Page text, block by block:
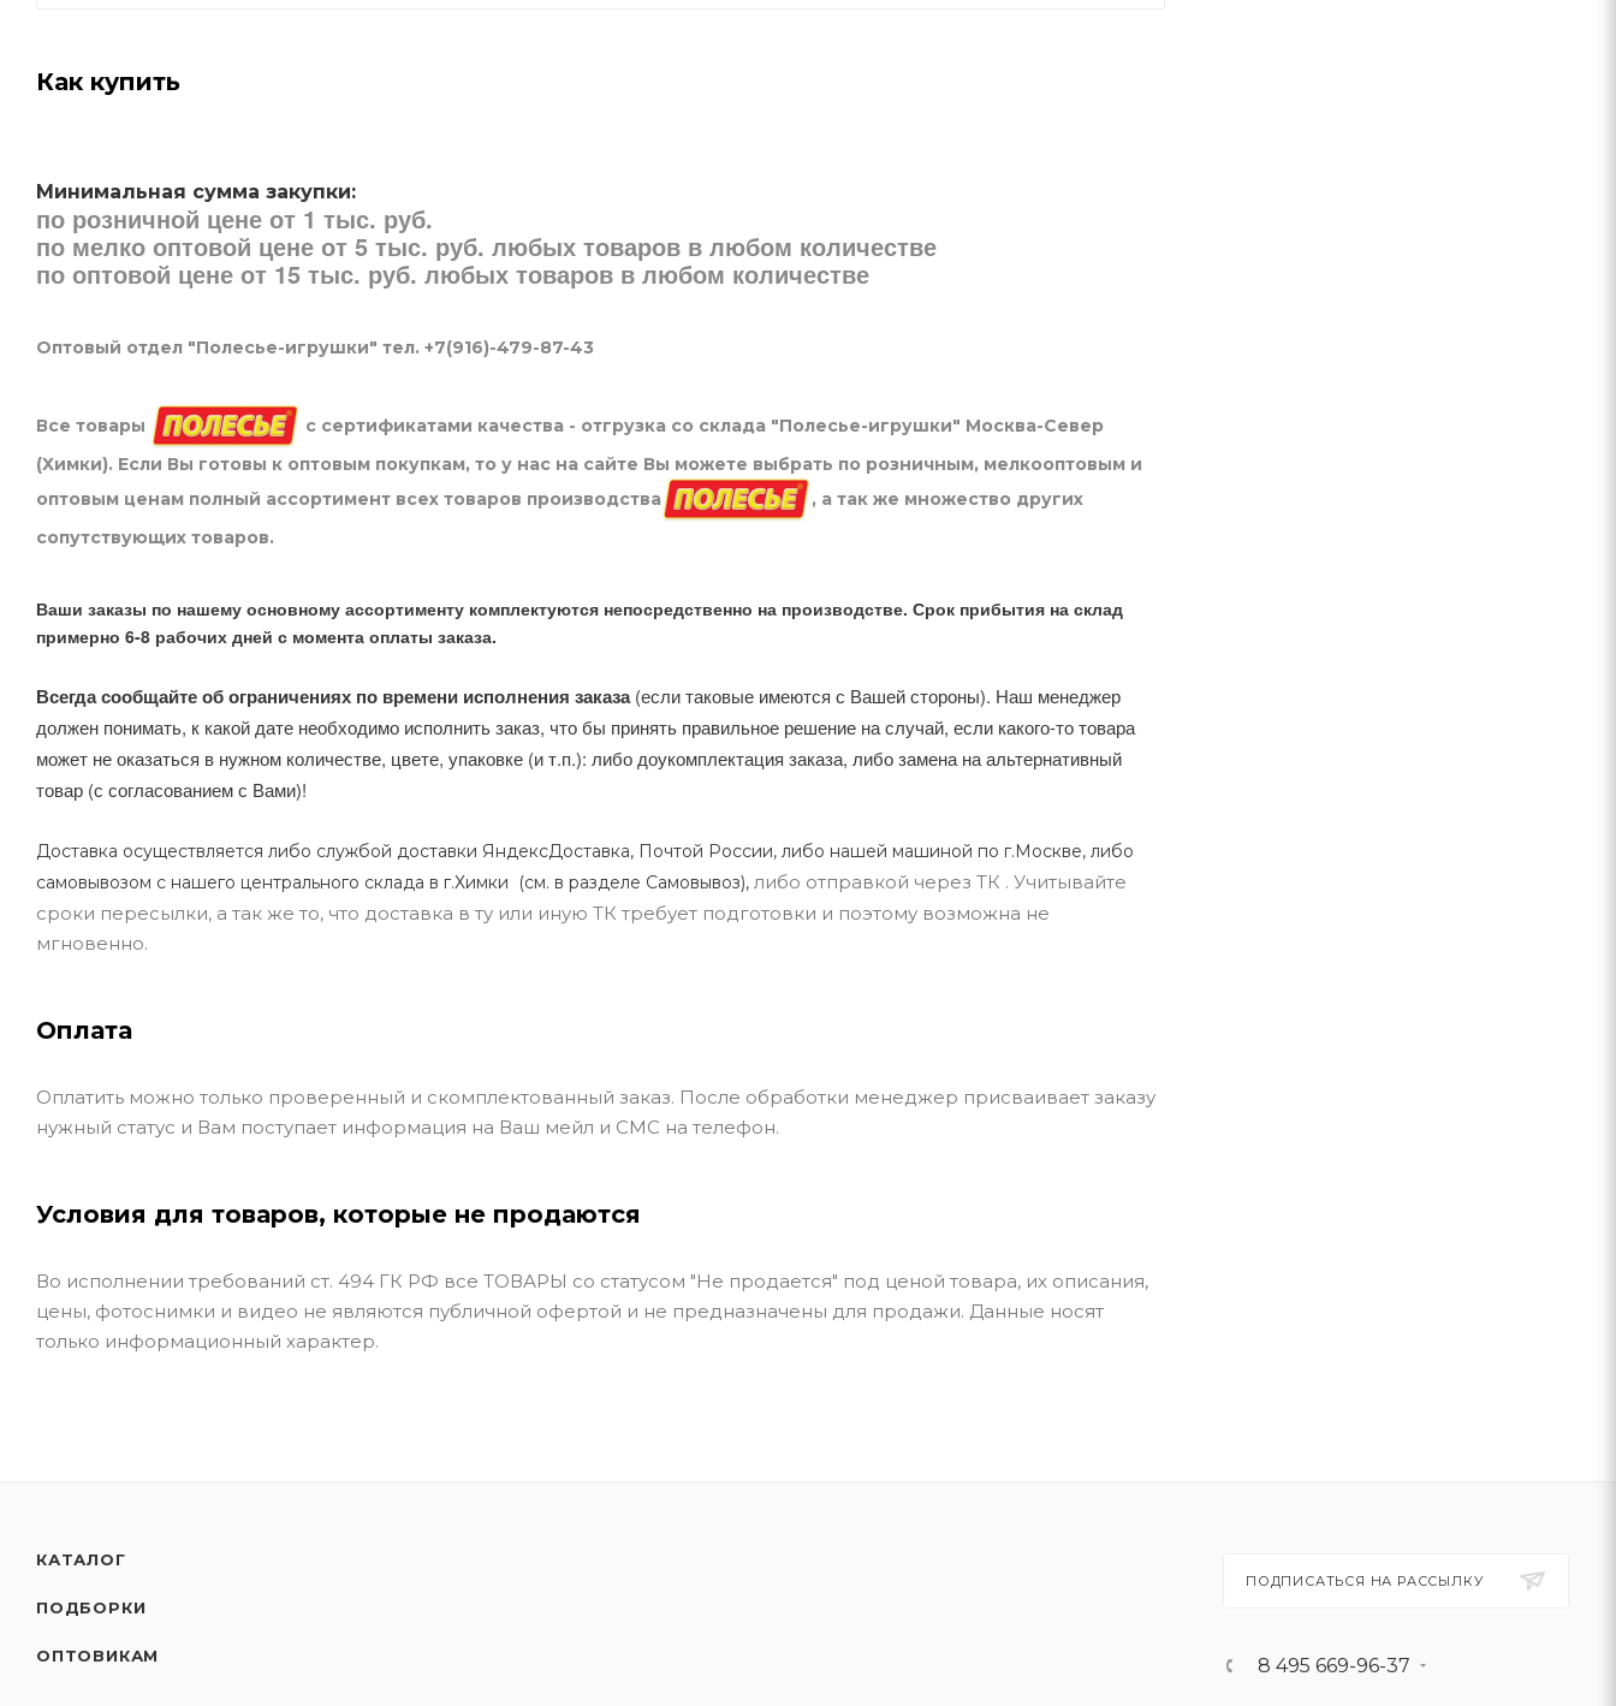
Как купить
Минимальная сумма закупки:
по розничной цене от 1 тыс. руб.
по мелко оптовой цене от 5 тыс. руб. любых товаров в любом количестве
по оптовой цене от 15 тыс. руб. любых товаров в любом количестве
Оптовый отдел "Полесье-игрушки" тел. +7(916)-479-87-43
Все товары
с сертификатами качества - отгрузка со склада "Полесье-игрушки" Москва-Север
(Химки). Если Вы готовы к оптовым покупкам, то у нас на сайте Вы можете выбрать по розничным, мелкооптовым и
оптовым ценам полный ассортимент всех товаров производства
, а так же множество других
сопутствующих товаров.
Ваши заказы по нашему основному ассортименту комплектуются непосредственно на производстве. Срок прибытия на склад
примерно 6-8 рабочих дней с момента оплаты заказа.
Всегда сообщайте об ограничениях по времени исполнения заказа(если таковые имеются с Вашей стороны). Наш менеджер
должен понимать, к какой дате необходимо исполнить заказ, что бы принять правильное решение на случай, если какого-то товара
может не оказаться в нужном количестве, цвете, упаковке (и т.п.): либо доукомплектация заказа, либо замена на альтернативный
товар (с согласованием с Вами)!
Доставка осуществляется либо службой доставки ЯндексДоставка, Почтой России, либо нашей машиной по г.Москве, либо
самовывозом с нашего центрального склада в г.Химки (см. в разделе Самовывоз), либо отправкой через ТК . Учитывайте
сроки пересылки, а так же то, что доставка в ту или иную ТК требует подготовки и поэтому возможна не
мгновенно.
Оплата
Оплатить можно только проверенный и скомплектованный заказ. После обработки менеджер присваивает заказу
нужный статус и Вам поступает информация на Ваш мейл и СМС на телефон.
Условия для товаров, которые не продаются
Во исполнении требований ст. 494 ГК РФ все ТОВАРЫ со статусом "Не продается" под ценой товара, их описания,
цены, фотоснимки и видео не являются публичной офертой и не предназначены для продажи. Данные носят
только информационный характер.
КАТАЛОГ
ПОДБОРКИ
ОПТОВИКАМ
ПОДПИСАТЬСЯ НА РАССЫЛКУ
8 495 669-96-37